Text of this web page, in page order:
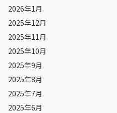
2026年1月
2025年12月
2025年11月
2025年10月
2025年9月
2025年8月
2025年7月
2025年6月